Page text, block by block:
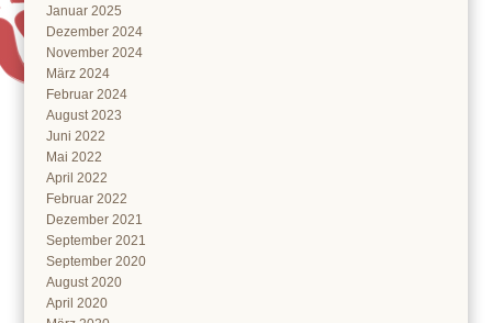
Januar 2025
Dezember 2024
November 2024
März 2024
Februar 2024
August 2023
Juni 2022
Mai 2022
April 2022
Februar 2022
Dezember 2021
September 2021
September 2020
August 2020
April 2020